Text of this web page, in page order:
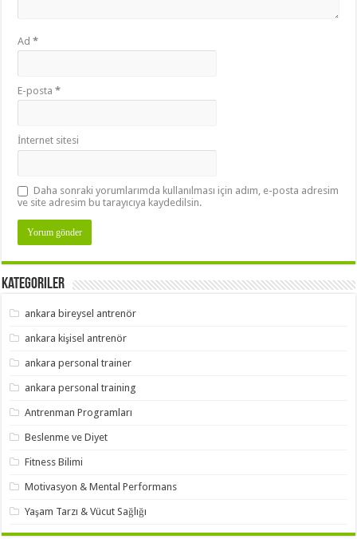
Ad*
E-posta*
İnternet sitesi
Daha sonraki yorumlarımda kullanılması için adım, e-posta adresim
ve site adresim bu tarayıcıya kaydedilsin.
Kategoriler
ankara bireysel antrenör
ankara kişisel antrenör
ankara personal trainer
ankara personal training
Antrenman Programları
Beslenme ve Diyet
Fitness Bilimi
Motivasyon & Mental Performans
Yaşam Tarzı & Vücut Sağlığı